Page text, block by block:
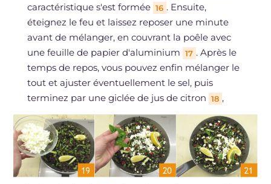
caractéristique s'est formée 16 . Ensuite,
éteignez le feu et laissez reposer une minute
avant de mélanger, en couvrant la poêle avec
une feuille de papier d'aluminium 17 . Après le
temps de repos, vous pouvez enfin mélanger le
tout et ajuster éventuellement le sel, puis
terminez par une giclée de jus de citron 18 ,